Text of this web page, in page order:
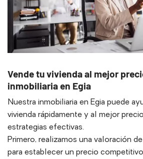
Vende tu vivienda al mejor
inmobiliaria en Egia
Nuestra inmobiliaria en Egia puede
vivienda rápidamente y al mejor
estrategias efectivas.
Primero, realizamos una valoración
para establecer un precio